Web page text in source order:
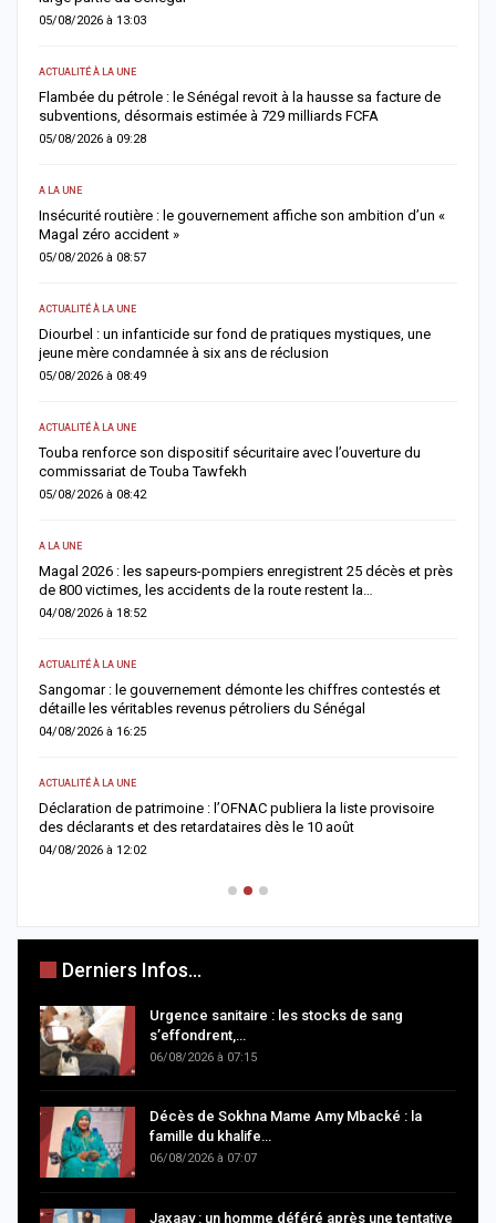
05/08/2026 à 13:03
ACTUALITÉ À LA UNE
Flambée du pétrole : le Sénégal revoit à la hausse sa facture de
subventions, désormais estimée à 729 milliards FCFA
05/08/2026 à 09:28
A LA UNE
Insécurité routière : le gouvernement affiche son ambition d’un «
Magal zéro accident »
05/08/2026 à 08:57
ACTUALITÉ À LA UNE
Diourbel : un infanticide sur fond de pratiques mystiques, une
jeune mère condamnée à six ans de réclusion
05/08/2026 à 08:49
ACTUALITÉ À LA UNE
Touba renforce son dispositif sécuritaire avec l’ouverture du
commissariat de Touba Tawfekh
05/08/2026 à 08:42
A LA UNE
Magal 2026 : les sapeurs-pompiers enregistrent 25 décès et près
de 800 victimes, les accidents de la route restent la…
04/08/2026 à 18:52
ACTUALITÉ À LA UNE
Sangomar : le gouvernement démonte les chiffres contestés et
détaille les véritables revenus pétroliers du Sénégal
04/08/2026 à 16:25
ACTUALITÉ À LA UNE
Déclaration de patrimoine : l’OFNAC publiera la liste provisoire
des déclarants et des retardataires dès le 10 août
04/08/2026 à 12:02
Derniers Infos...
Urgence sanitaire : les stocks de sang
s’effondrent,…
06/08/2026 à 07:15
Décès de Sokhna Mame Amy Mbacké : la
famille du khalife…
06/08/2026 à 07:07
Jaxaay : un homme déféré après une tentative